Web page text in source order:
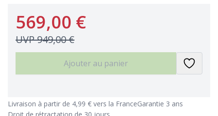
569,00 €
UVP949,00 €
Ajouter au panier
Livraison à partir de 4,99 € vers la FranceGarantie 3 ans